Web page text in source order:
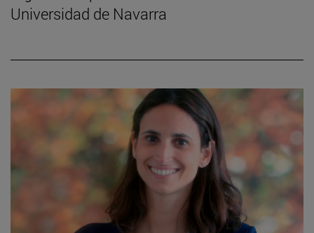
Universidad de Navarra